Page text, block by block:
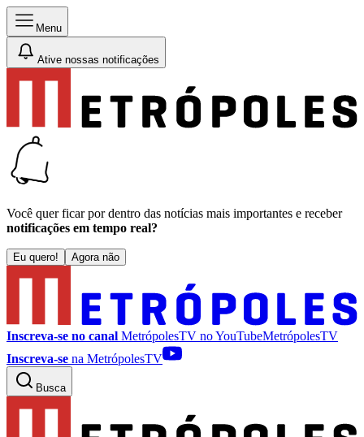
Menu
Ative nossas notificações
Você quer ficar por dentro das notícias mais importantes e receber
notificações em tempo real?
Eu quero! Agora não
Inscreva-se no canal MetrópolesTV noYouTubeMetrópolesTV
Inscreva-se na MetrópolesTV
Busca